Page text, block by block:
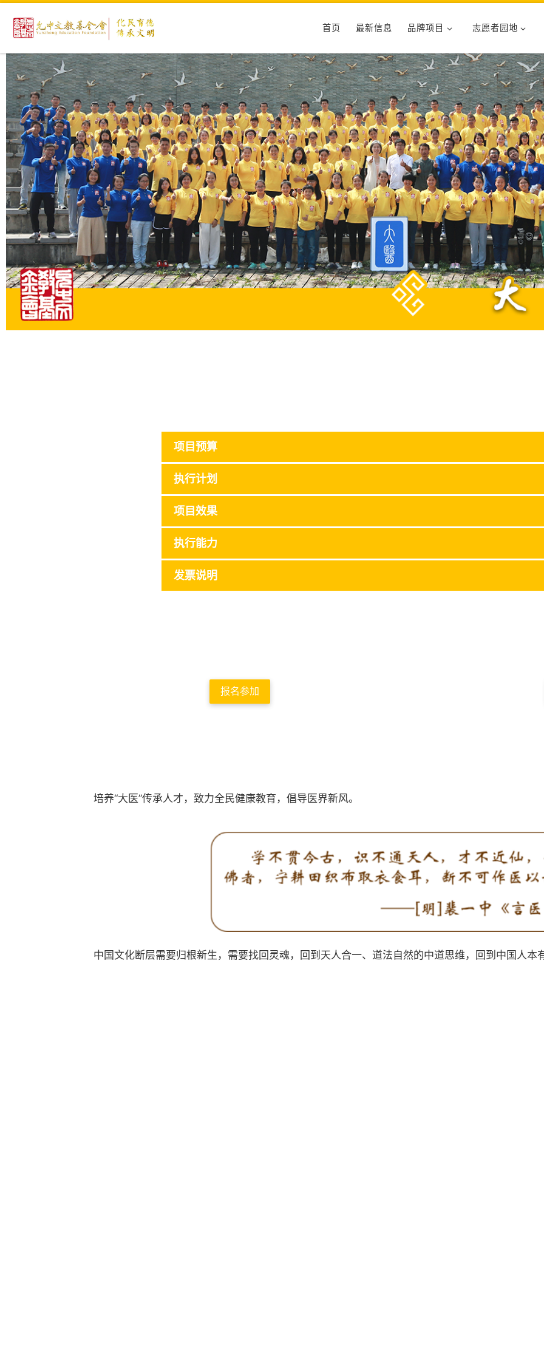
Skip to content
首页 最新信息 品牌项目 志愿者园地
项目预算
执行计划
项目效果
执行能力
发票说明
报名参加
培养“大医”传承人才，致力全民健康教育，倡导医界新风。
中国文化断层需要归根新生，需要找回灵魂，回到天人合一、道法自然的中道思维，回到中国人本